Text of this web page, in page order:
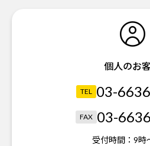
個人のお
TEL 03-
FAX 03-
受付時間： 9時